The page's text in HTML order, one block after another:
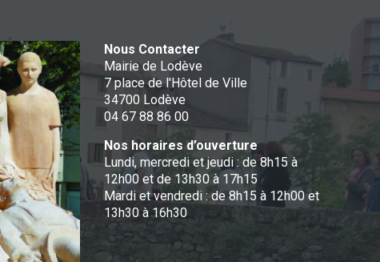
Nous Contacter
Mairie de Lodève
7 place de l'Hôtel de Ville
34700 Lodève
04 67 88 86 00
Nos horaires d’ouverture
Lundi, mercredi et jeudi : de 8h15 à
12h00 et de 13h30 à 17h15
Mardi et vendredi : de 8h15 à 12h00 et
13h30 à 16h30